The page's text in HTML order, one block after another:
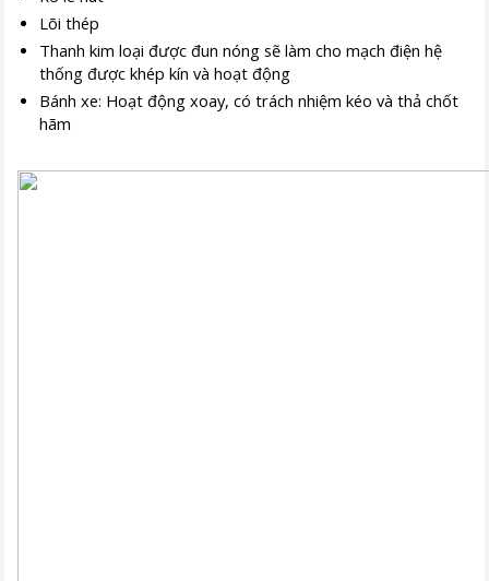
Lõi thép
Thanh kim loại được đun nóng sẽ làm cho mạch điện hệ
thống được khép kín và hoạt động
Bánh xe: Hoạt động xoay, có trách nhiệm kéo và thả chốt
hãm